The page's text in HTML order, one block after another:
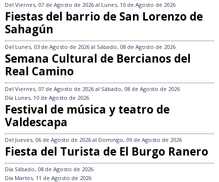
Del Viernes, 07 de Agosto de 2026 al Lunes, 10 de Agosto de 2026
Fiestas del barrio de San Lorenzo de
Sahagún
Del Lunes, 03 de Agosto de 2026 al Sábado, 08 de Agosto de 2026
Semana Cultural de Bercianos del
Real Camino
Del Viernes, 07 de Agosto de 2026 al Sábado, 08 de Agosto de 2026
Día Lunes, 10 de Agosto de 2026
Festival de música y teatro de
Valdescapa
Del Jueves, 06 de Agosto de 2026 al Domingo, 09 de Agosto de 2026
Fiesta del Turista de El Burgo Ranero
Día Sábado, 08 de Agosto de 2026
Día Martes, 11 de Agosto de 2026